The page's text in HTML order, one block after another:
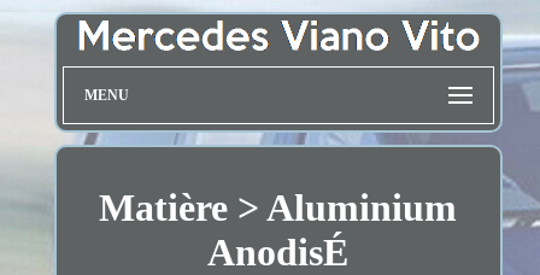
MENU
Matière > Aluminium
AnodisÉ